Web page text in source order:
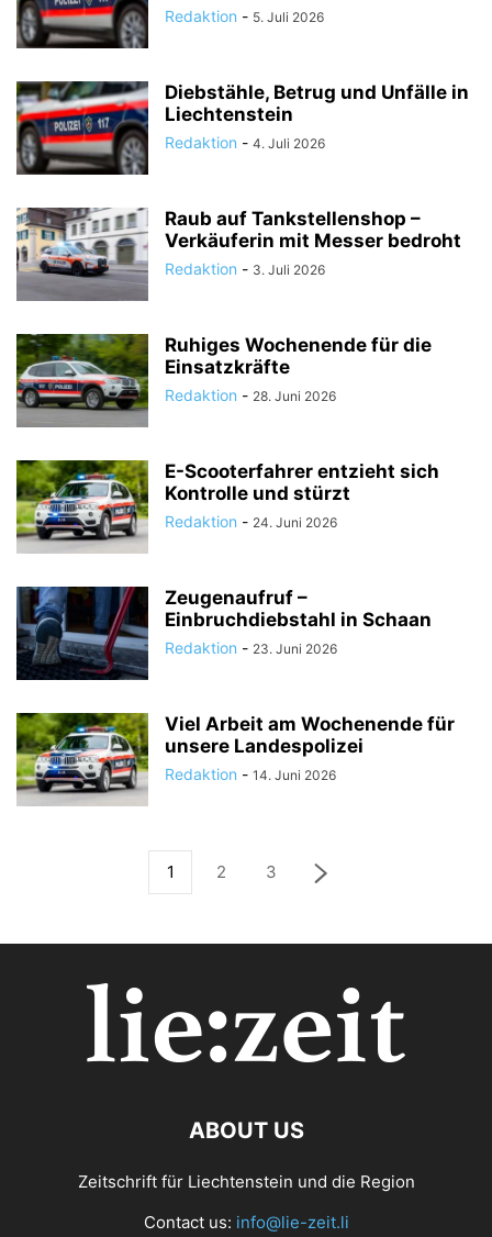
Redaktion - 5. Juli 2026
Diebstähle, Betrug und Unfälle in
Liechtenstein
Redaktion - 4. Juli 2026
Raub auf Tankstellenshop –
Verkäuferin mit Messer bedroht
Redaktion - 3. Juli 2026
Ruhiges Wochenende für die
Einsatzkräfte
Redaktion - 28. Juni 2026
E-Scooterfahrer entzieht sich
Kontrolle und stürzt
Redaktion - 24. Juni 2026
Zeugenaufruf –
Einbruchdiebstahl in Schaan
Redaktion - 23. Juni 2026
Viel Arbeit am Wochenende für
unsere Landespolizei
Redaktion - 14. Juni 2026
1 2 3
ABOUT US
Zeitschrift für Liechtenstein und die Region
Contact us: info@lie-zeit.li